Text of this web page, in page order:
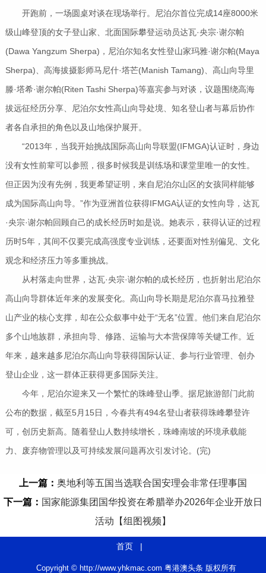
开跑前，一场圆桌对谈在现场举行。尼泊尔首位完成14座8000米
级山峰登顶的女子登山家、北面国际攀登运动员达瓦·央宗·谢尔帕
(Dawa Yangzum Sherpa)，尼泊尔知名女性登山家玛雅·谢尔帕(Maya
Sherpa)、高海拔摄影师马尼什·塔芒(Manish Tamang)、高山向导里
滕·塔希·谢尔帕(Riten Tashi Sherpa)等嘉宾参与对谈，议题围绕高海
拔远征经历分享、尼泊尔女性高山向导处境、知名登山者与幕后协作
者各自承担的角色以及山地保护展开。
“2013年，当我开始挑战国际高山向导联盟(IFMGA)认证时，身边
没有女性前辈可以参照，很多时候我是训练场和课堂里唯一的女性。
但正因为没有先例，我更希望证明，来自尼泊尔山区的女孩同样能够
成为国际高山向导。”作为亚洲首位获得IFMGA认证的女性向导，达瓦
·央宗·谢尔帕回顾自己的成长经历时如是说。她表示，获得认证的过程
历时5年，其间不仅要完成高强度专业训练，还要面对性别偏见、文化
观念和经济压力等多重挑战。
从村落走向世界，达瓦·央宗·谢尔帕的成长经历，也折射出尼泊尔
高山向导群体近年来的发展变化。高山向导长期是尼泊尔喜马拉雅登
山产业的核心支撑，却在公众叙事中处于“无名”位置。他们来自尼泊尔
多个山地族群，承担向导、修路、运输与大本营保障等关键工作。近
年来，越来越多尼泊尔高山向导获得国际认证、参与行业管理、创办
登山企业，这一群体正获得更多国际关注。
今年，尼泊尔迎来又一个繁忙的珠峰登山季。据尼旅游部门此前
公布的数据，截至5月15日，今春共有494名登山者获得珠峰攀登许
可，创历史新高。随着登山人数持续增长，珠峰南坡的环境承载能
力、废弃物管理以及可持续发展问题再次引发讨论。(完)
上一篇： 奥地利等五国当选联合国安理会非常任理事国
下一篇： 国家能源集团国华投资在希腊举办2026年企业开放日
活动【组图视频】
首页 |
Copyright © http://www.yhkmac.com 粤港澳头条 版权所有